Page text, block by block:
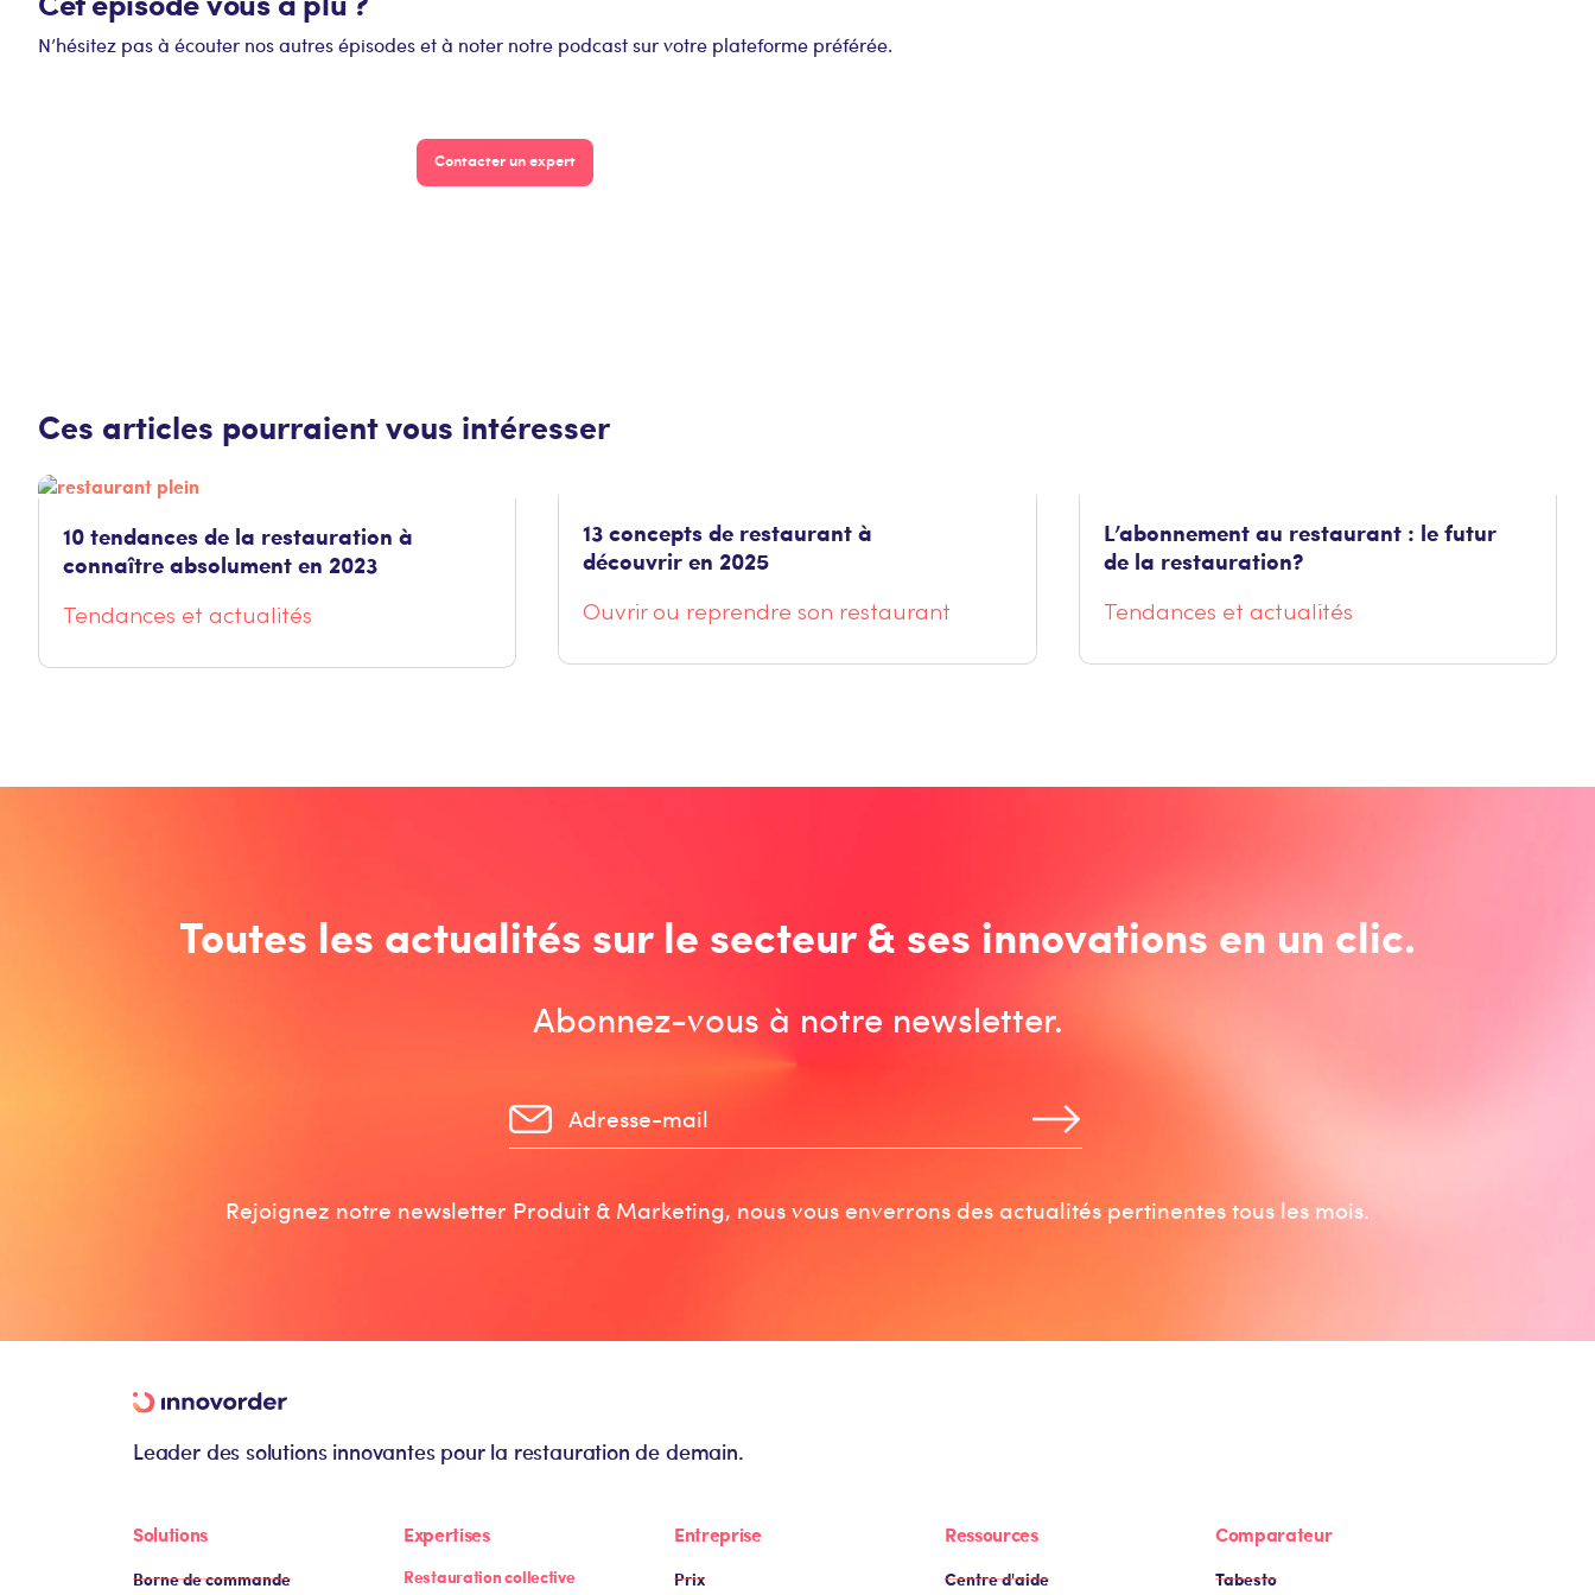
N’hésitez pas à écouter nos autres épisodes et à noter notre podcast sur votre plateforme préférée.
Contacter un expert
Ces articles pourraient vous intéresser
10 tendances de la restauration à
connaître absolument en 2023
Tendances et actualités
13 concepts de restaurant à
découvrir en 2025
Ouvrir ou reprendre son restaurant
L’abonnement au restaurant : le futur
de la restauration ?
Tendances et actualités
Toutes les actualités sur le secteur & ses innovations en un clic.
Abonnez-vous à notre newsletter.
Rejoignez notre newsletter Produit & Marketing, nous vous enverrons des actualités pertinentes tous les mois.
Leader des solutions innovantes pour la restauration de demain.
Solutions
Borne de commande
Expertises
Restauration collective
Entreprise
Prix
Ressources
Centre d'aide
Comparateur
Tabesto